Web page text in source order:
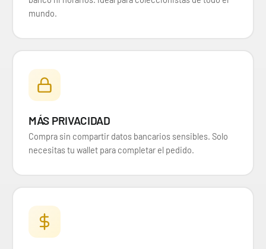
mundo.
MÁS PRIVACIDAD
Compra sin compartir datos bancarios sensibles. Solo
necesitas tu wallet para completar el pedido.